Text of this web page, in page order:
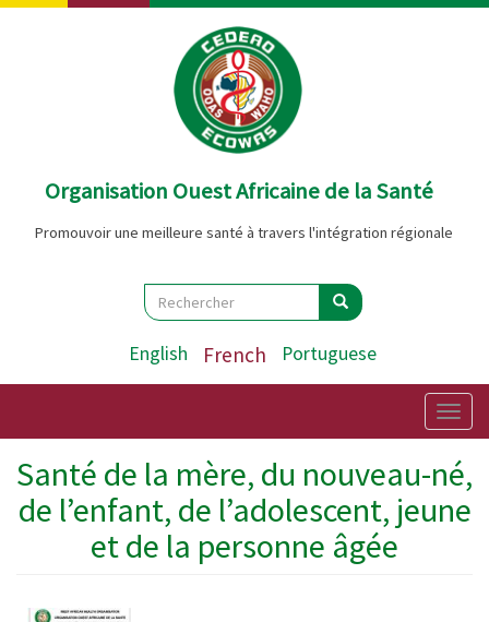
Aller
Organisation Ouest Africaine de la Santé
Promouvoir une meilleure santé à travers l'intégration régionale
Search
Rechercher Rechercher
English French Portuguese
Santé de la mère, du nouveau-né,
de l’enfant, de l’adolescent, jeune
et de la personne âgée
Image